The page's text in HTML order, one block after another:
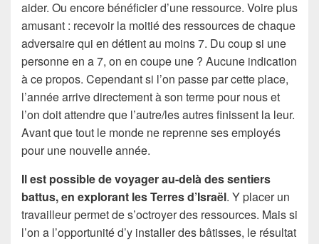
aider. Ou encore bénéficier d’une ressource. Voire plus
amusant : recevoir la moitié des ressources de chaque
adversaire qui en détient au moins 7. Du coup si une
personne en a 7, on en coupe une ? Aucune indication
à ce propos. Cependant si l’on passe par cette place,
l’année arrive directement à son terme pour nous et
l’on doit attendre que l’autre/les autres finissent la leur.
Avant que tout le monde ne reprenne ses employés
pour une nouvelle année.
Il est possible de voyager au-delà des sentiers
battus, en explorant les Terres d’Israël. Y placer un
travailleur permet de s’octroyer des ressources. Mais si
l’on a l’opportunité d’y installer des bâtisses, le résultat